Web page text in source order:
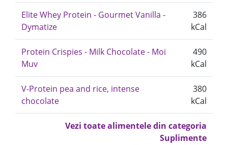
Elite Whey Protein - Gourmet Vanilla -
Dymatize
386
kCal
Protein Crispies - Milk Chocolate - Moi
Muv
490
kCal
V-Protein pea and rice, intense
chocolate
380
kCal
Vezi toate alimentele din categoria
Suplimente